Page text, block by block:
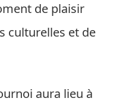
de plaisir
culturelles et de
aura lieu à